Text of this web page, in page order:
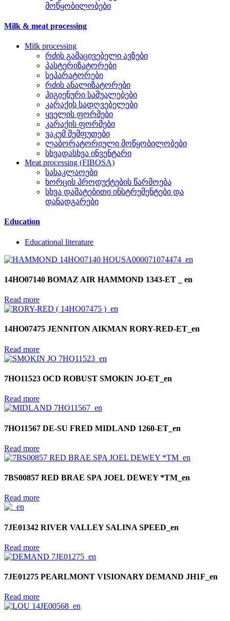
მოწყობილობები
Milk & meat processing
Milk processing
რძის გამაცივებელი ავზები
პასტერიზატორები
სეპარატორები
რძის ანალიზატორები
ჰიგიენური საშუალებები
კარაქის სადღვებელები
ყველის ფორმები
კარაქის ფორმები
ვაკუმ შემფუთები
ლაბორატორიული მოწყობილობები
სხვადასხვა ინვენტარი
Meat processing (FIBOSA)
სასაკლაოები
ხორცის პროდუქტების წარმოება
სხვა დამატებითი ინსტრუმენტები და
დანადგარები
Education
Educational literature
14HO07140 BOMAZ AIR HAMMOND 1343-ET _ en
Read more
14HO07475 JENNITON AIKMAN RORY-RED-ET_en
Read more
7HO11523 OCD ROBUST SMOKIN JO-ET_en
Read more
7HO11567 DE-SU FRED MIDLAND 1260-ET_en
Read more
7BS00857 RED BRAE SPA JOEL DEWEY *TM_en
Read more
7JE01342 RIVER VALLEY SALINA SPEED_en
Read more
7JE01275 PEARLMONT VISIONARY DEMAND JH1F_en
Read more